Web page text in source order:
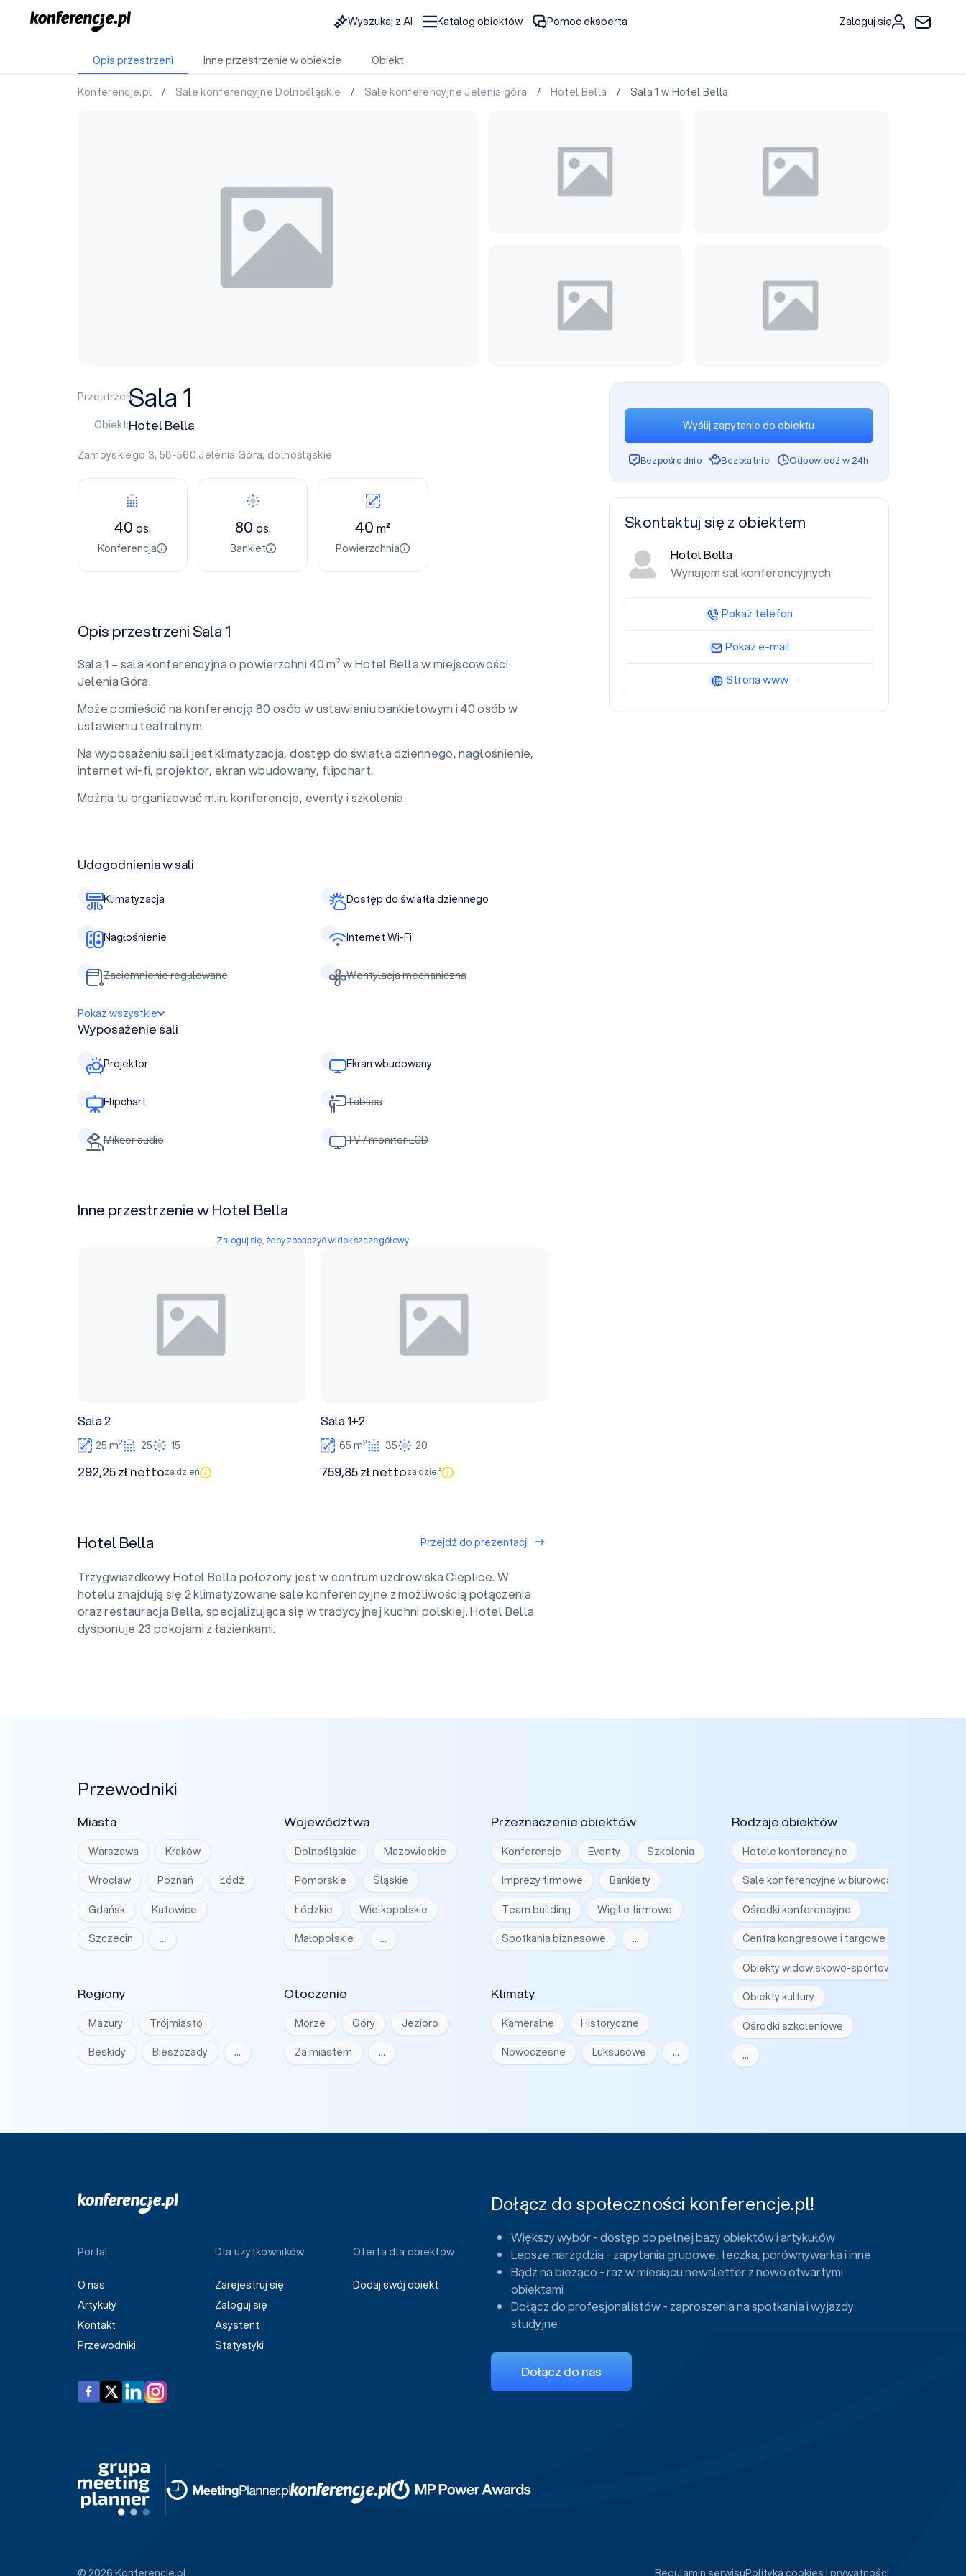
Wyszukaj z AI Katalog obiektów Pomoc eksperta Zaloguj się
Opis przestrzeni Inne przestrzenie w obiekcie Obiekt
Konferencje.pl / Sale konferencyjne Dolnośląskie / Sale konferencyjne Jelenia góra / Hotel Bella / Sala 1 w Hotel Bella
Przestrzeń:Sala 1
Obiekt:Hotel Bella
Zamoyskiego 3, 58-560Jelenia Góra, dolnośląskie
40 os.
Konferencja
80 os.
Bankiet
40m²
Powierzchnia
Opis przestrzeni Sala 1
Sala 1 – sala konferencyjna o powierzchni 40 m² w Hotel Bella w miejscowości
Jelenia Góra.
Może pomieścić na konferencję 80 osób w ustawieniu bankietowym i 40 osób w
ustawieniu teatralnym.
Na wyposażeniu sali jest klimatyzacja, dostęp do światła dziennego, nagłośnienie,
internet wi-fi, projektor, ekran wbudowany, flipchart.
Można tu organizować m.in. konferencje, eventy i szkolenia.
Udogodnienia w sali
Klimatyzacja Dostęp do światła dziennego
Nagłośnienie Internet Wi-Fi
Zaciemnienie regulowane Wentylacja mechaniczna
Pokaż wszystkie
Wyposażenie sali
Projektor Ekran wbudowany
Flipchart Tablica
Mikser audio TV / monitor LCD
Inne przestrzenie w Hotel Bella
Zaloguj się, żeby zobaczyć widok szczegółowy
Sala 2
25 m2 25 15
292,25 zł nettoza dzień
Sala 1+2
65 m2 35 20
759,85 zł nettoza dzień
Hotel Bella Przejdź do prezentacji
Trzygwiazdkowy Hotel Bella położony jest w centrum uzdrowiska Cieplice. W
hotelu znajdują się 2 klimatyzowane sale konferencyjne z możliwością połączenia
oraz restauracja Bella, specjalizująca się w tradycyjnej kuchni polskiej. Hotel Bella
dysponuje 23 pokojami z łazienkami.
Wyślij zapytanie do obiektu
Bezpośrednio Bezpłatnie Odpowiedź w 24h
Skontaktuj się z obiektem
Hotel Bella
Wynajem sal konferencyjnych
Pokaż telefon
Pokaż e-mail
Strona www
Przewodniki
Miasta
Warszawa Kraków
Wrocław Poznań Łódź
Gdańsk Katowice
Szczecin …
Województwa
Dolnośląskie Mazowieckie
Pomorskie Śląskie
Łódzkie Wielkopolskie
Małopolskie …
Regiony
Mazury Trójmiasto
Beskidy Bieszczady …
Otoczenie
Morze Góry Jezioro
Za miastem …
Klimaty
Kameralne Historyczne
Nowoczesne Luksusowe …
Przeznaczenie obiektów
Konferencje Eventy Szkolenia
Imprezy firmowe Bankiety
Team building Wigilie firmowe
Spotkania biznesowe …
Rodzaje obiektów
Hotele konferencyjne
Sale konferencyjne w biurowcach
Ośrodki konferencyjne
Centra kongresowe i targowe
Obiekty widowiskowo-sportowe
Obiekty kultury
Ośrodki szkoleniowe
…
Portal
O nas
Artykuły
Kontakt
Przewodniki
Dla użytkowników
Zarejestruj się
Zaloguj się
Asystent
Statystyki
Oferta dla obiektów
Dodaj swój obiekt
Dołącz do społeczności konferencje.pl!
Większy wybór - dostęp do pełnej bazy obiektów i artykułów
Lepsze narzędzia - zapytania grupowe, teczka, porównywarka i inne
Bądź na bieżąco - raz w miesiącu newsletter z nowo otwartymi
obiektami
Dołącz do profesjonalistów - zaproszenia na spotkania i wyjazdy
studyjne
Dołącz do nas